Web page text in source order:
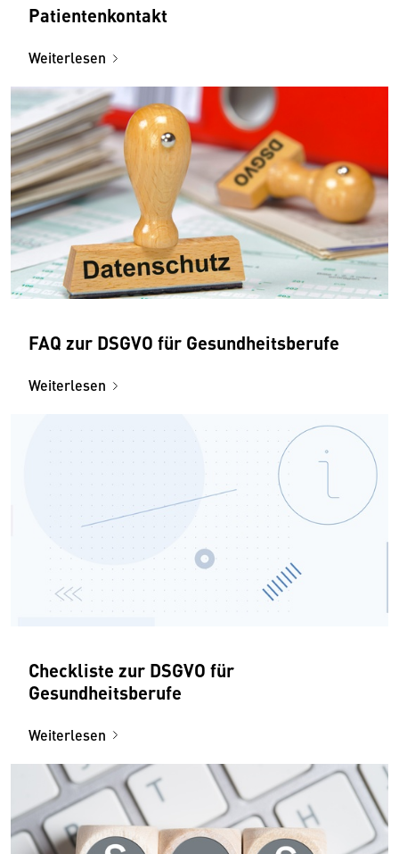
Patientenkontakt
Weiterlesen
FAQ zur DSGVO für Gesundheitsberufe
Weiterlesen
Checkliste zur DSGVO für
Gesundheitsberufe
Weiterlesen